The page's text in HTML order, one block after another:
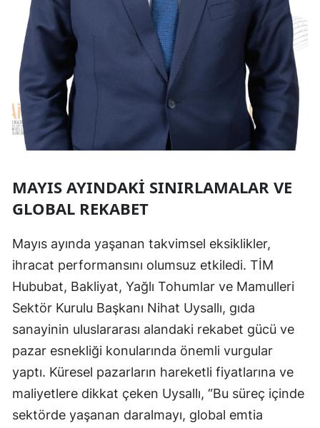
MAYIS AYINDAKI SINIRLAMALAR VE
GLOBAL REKABET
Mayıs ayında yaşanan takvimsel eksiklikler,
ihracat performansını olumsuz etkiledi. TİM
Hububat, Bakliyat, Yağlı Tohumlar ve Mamulleri
Sektör Kurulu Başkanı Nihat Uysallı, gıda
sanayinin uluslararası alandaki rekabet gücü ve
pazar esnekliği konularında önemli vurgular
yaptı. Küresel pazarların hareketli fiyatlarına ve
maliyetlere dikkat çeken Uysallı, “Bu süreç içinde
sektörde yaşanan daralmayı, global emtia